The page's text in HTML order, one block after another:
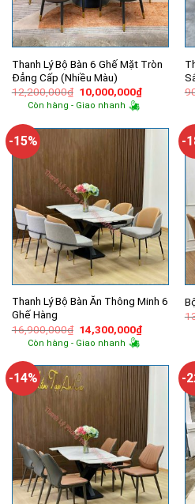
Thanh Lý Bộ Bàn 6 Ghế Mặt Tròn
Đẳng Cấp (Nhiều Màu)
12,200,000₫ Giá
gốc
là:
10,000,000₫Giá
hiện
Còn hàng - Giao nhanh
-15%
Thanh Lý Bộ Bàn Ăn Thông Minh 6
Ghế Hàng
16,900,000₫ Giá
gốc
là:
14,300,000₫Giá
hiện
Còn hàng - Giao nhanh
-
-14% -